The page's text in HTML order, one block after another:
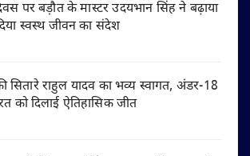
पर बड़ौत के मास्टर उदयभान सिंह ने बढ़ाया
स्वस्थ जीवन का संदेश
सितारे राहुल यादव का भव्य स्वागत, अंडर-18
को दिलाई ऐतिहासिक जीत